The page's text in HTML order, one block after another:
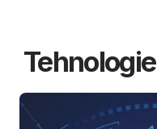
Tehnologie